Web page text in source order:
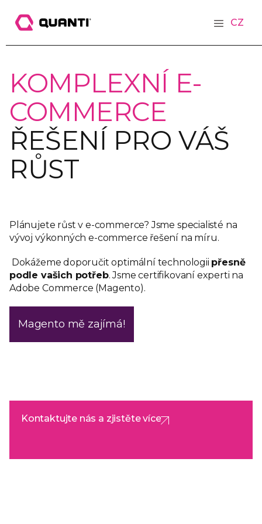
CZ
KOMPLEXNÍ E-
COMMERCE
ŘEŠENÍ PRO VÁŠ
RŮST
Kontaktujte nás a zjistěte více
Plánujete růst v e-commerce? Jsme specialisté na
vývoj výkonných e-commerce řešení na míru.
Dokážeme doporučit optimální technologii přesně
podle vašich potřeb. Jsme certifikovaní experti na
Adobe Commerce (Magento).
Magento mě zajímá!